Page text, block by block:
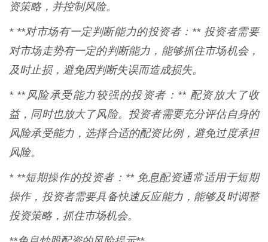
资策略，并控制风险。
* **对市场有一定判断能力的投资者：** 投资者需要
对市场走势有一定的判断能力，能够抓住市场机会，
及时止损，避免因判断失误而造成损失。
* **风险承受能力较强的投资者：** 配资放大了收
益，同时也放大了风险。投资者需要充分评估自身的
风险承受能力，选择合适的配资比例，避免过度承担
风险。
* **短期操作的投资者：** 免息配资通常适用于短期
操作，投资者需要具备快速反应能力，能够及时调整
投资策略，抓住市场机会。